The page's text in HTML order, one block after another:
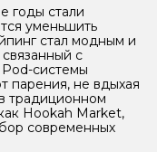
годы стали
уменьшить
стал модным и
с
системы
парения, не вдыхая
традиционном
Hookah Market,
современных